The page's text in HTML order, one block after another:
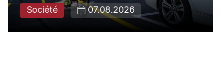
Société 07.08.2026